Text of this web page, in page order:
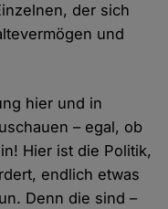
der sich
und
hier und in
– egal, ob
Hier ist die Politik,
endlich etwas
Denn die sind –